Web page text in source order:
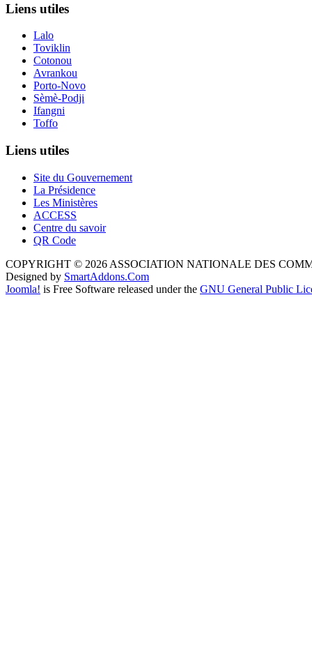
Liens utiles
Lalo
Toviklin
Cotonou
Avrankou
Porto-Novo
Sèmè-Podji
Ifangni
Toffo
Liens utiles
Site du Gouvernement
La Présidence
Les Ministères
ACCESS
Centre du savoir
QR Code
COPYRIGHT © 2026 ASSOCIATION NATIONALE DES
Designed by SmartAddons.Com
Joomla! is Free Software released under the GNU General Public